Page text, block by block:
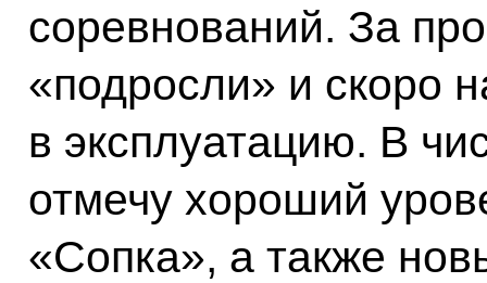
соревнований. За
«подросли» и скоро
в эксплуатацию. В
отмечу хороший
«Сопка», а также